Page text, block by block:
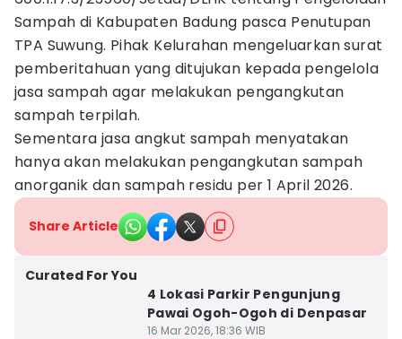
Sampah di Kabupaten Badung pasca Penutupan
TPA Suwung. Pihak Kelurahan mengeluarkan surat
pemberitahuan yang ditujukan kepada pengelola
jasa sampah agar melakukan pengangkutan
sampah terpilah.
Sementara jasa angkut sampah menyatakan
hanya akan melakukan pengangkutan sampah
anorganik dan sampah residu per 1 April 2026.
Share Article
Curated For You
4 Lokasi Parkir Pengunjung
Pawai Ogoh-Ogoh di Denpasar
16 Mar 2026, 18:36 WIB